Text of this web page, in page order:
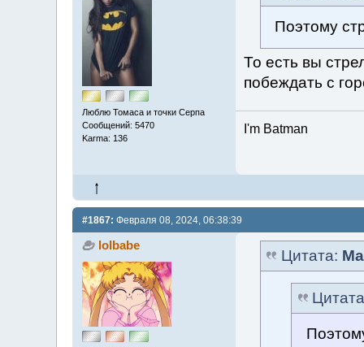
Люблю Томаса и точки Серпа
Сообщений: 5470
Karma: 136
Поэтому
То есть вы
побеждать с
I'm Batman
#1867: Февраля 08, 2024, 06:38:39
lolbabe
Цитата: